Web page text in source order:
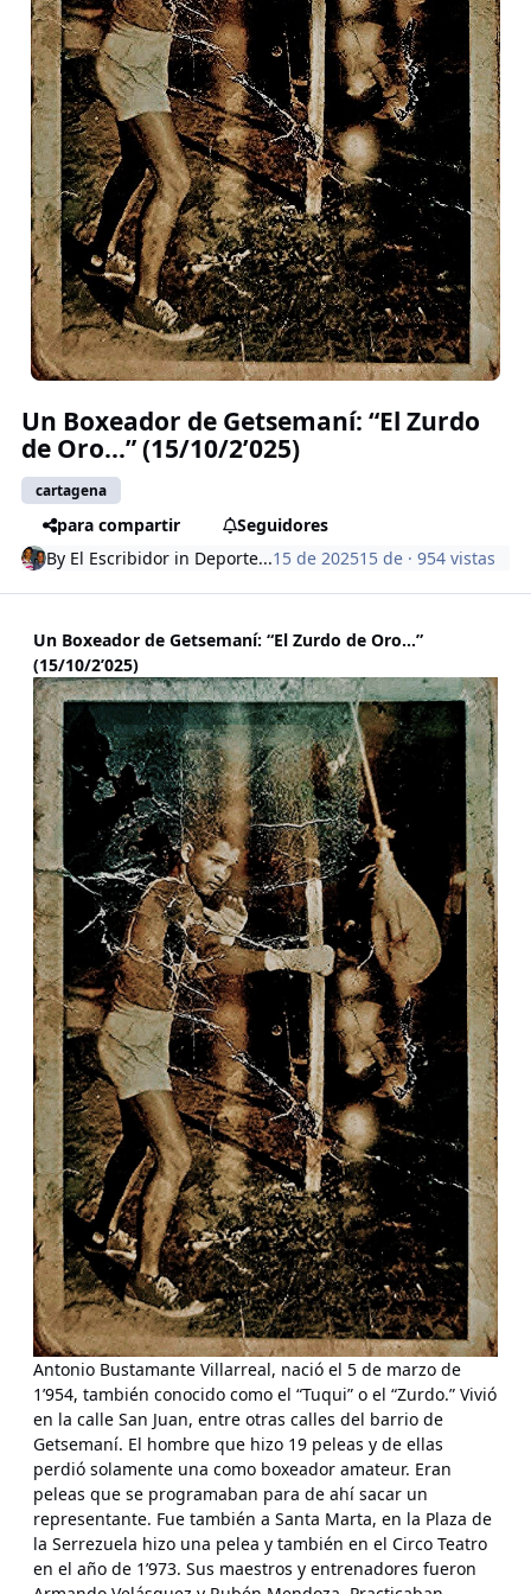
Un Boxeador de Getsemaní: “El Zurdo
de Oro…” (15/10/2’025)
cartagena
para compartir
Seguidores
By El Escribidor in Deporte...15 de 202515 de · 954 vistas
Un Boxeador de Getsemaní: “El Zurdo de Oro…”
(15/10/2’025)
Antonio Bustamante Villarreal, nació el 5 de marzo de
1’954, también conocido como el “Tuqui” o el “Zurdo.” Vivió
en la calle San Juan, entre otras calles del barrio de
Getsemaní. El hombre que hizo 19 peleas y de ellas
perdió solamente una como boxeador amateur. Eran
peleas que se programaban para de ahí sacar un
representante. Fue también a Santa Marta, en la Plaza de
la Serrezuela hizo una pelea y también en el Circo Teatro
en el año de 1’973. Sus maestros y entrenadores fueron